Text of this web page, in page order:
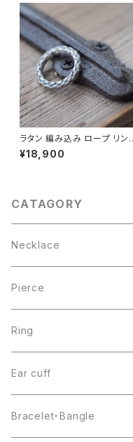
ラタン 編み込み ロープ リン
シルバー925
¥18,900
CATAGORY
Necklace
Pierce
Ring
Ear cuff
Bracelet・Bangle